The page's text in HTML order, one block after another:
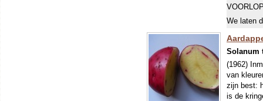
VROEG
eigenlijk
echter
glas). De
70x40
We laten
Solanum
(1962)
van
zijn best:
is de